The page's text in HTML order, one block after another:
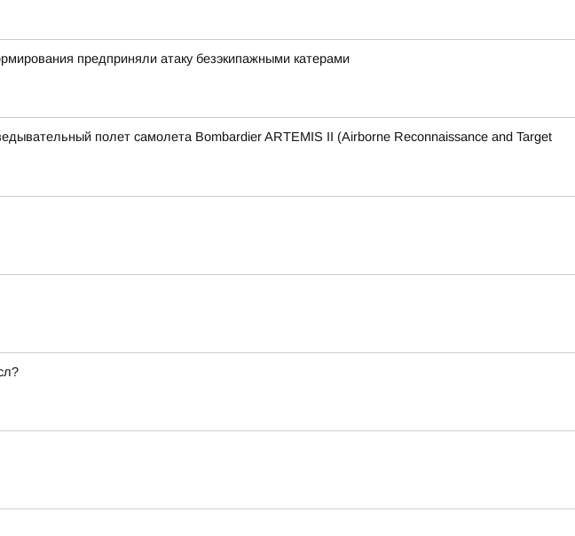
предприняли атаку безэкипажными катерами
полет самолета Bombardier ARTEMIS II (Airborne Reconnaissance and Target